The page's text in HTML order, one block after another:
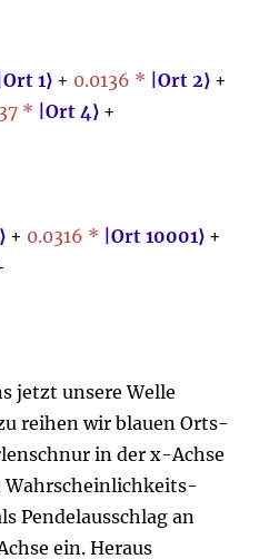
|Ort 1⟩ + 0.0136 * |Ort 2⟩ +
* |Ort 4⟩ +
⟩ + 0.0316 * |Ort10001⟩ +
jetzt unsere Welle
reihen wir blauen Orts-
in der x-Achse
Wahrscheinlichkeits-
Pendelausschlag an
ein. Heraus